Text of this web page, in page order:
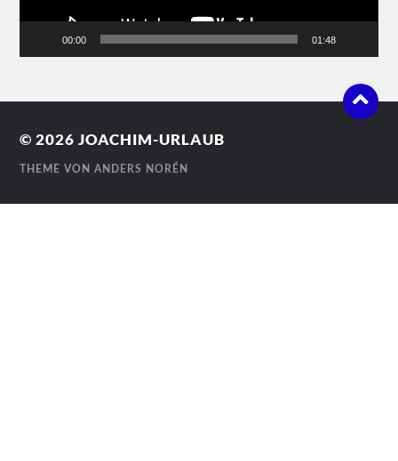
00:00 01:48
© 2026JOACHIM-URLAUB
THEME VONANDERS NORÉN